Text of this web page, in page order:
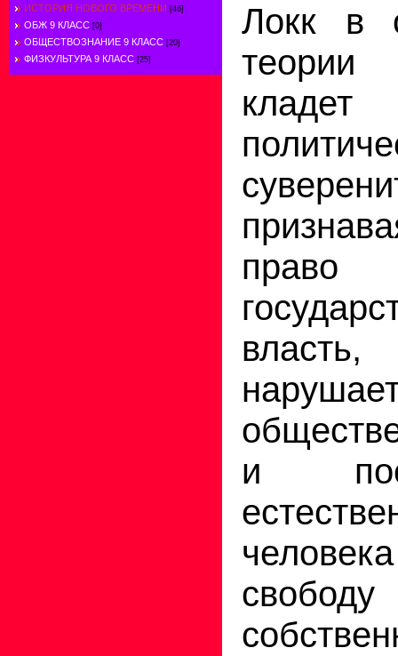
ИСТОРИЯ НОВОГО ВРЕМЕНИ [46]
ОБЖ 9 КЛАСС [0]
ОБЩЕСТВОЗНАНИЕ 9 КЛАСС [20]
ФИЗКУЛЬТУРА 9 КЛАСС [25]
Локк в
теории
и